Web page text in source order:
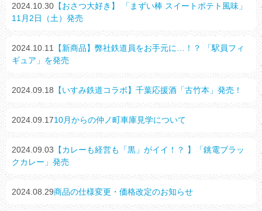
2024.10.30 【おさつ大好き】 「まずい棒 スイートポテト風味」
11月2日（土）発売
2024.10.11
【新商品】弊社鉄道員をお手元に…！？ 「駅員フィ
ギュア」を発売
2024.09.18 【いすみ鉄道コラボ】千葉応援酒「古竹本」発売！
2024.09.1710月からの仲ノ町車庫見学について
2024.09.03 【カレーも経営も「黒」がイイ！？ 】「銚電ブラッ
クカレー」発売
2024.08.29商品の仕様変更・価格改定のお知らせ